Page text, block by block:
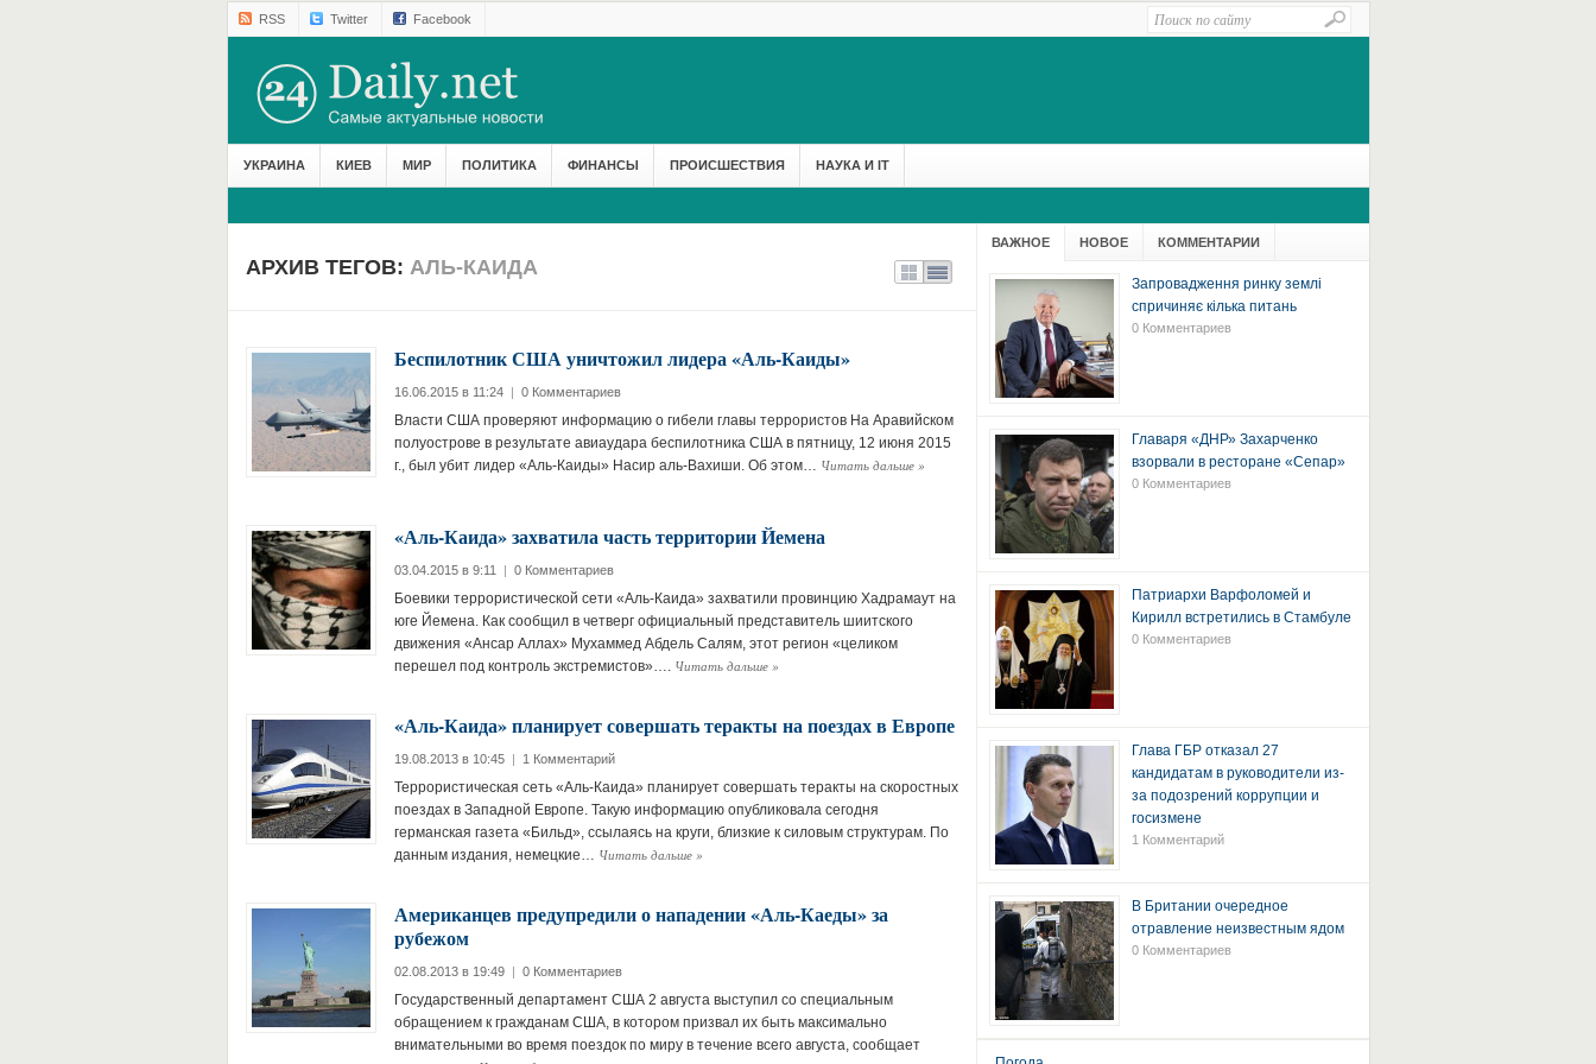
RSS Twitter Facebook
УКРАИНА КИЕВ МИР ПОЛИТИКА ФИНАНСЫ ПРОИСШЕСТВИЯ НАУКА И IT
АРХИВ ТЕГОВ: АЛЬ-КАИДА
Беспилотник США уничтожил лидера «Аль-Каиды»
16.06.2015 в 11:24 | 0 Комментариев
Власти США проверяют информацию о гибели главы террористов На Аравийском
полуострове в результате авиаудара беспилотника США в пятницу, 12 июня 2015
г., был убит лидер «Аль-Каиды» Насир аль-Вахиши. Об этом… Читать дальше »
«Аль-Каида» захватила часть территории Йемена
03.04.2015 в 9:11 | 0 Комментариев
Боевики террористической сети «Аль-Каида» захватили провинцию Хадрамаут на
юге Йемена. Как сообщил в четверг официальный представитель шиитского
движения «Ансар Аллах» Мухаммед Абдель Салям, этот регион «целиком
перешел под контроль экстремистов»…. Читать дальше »
«Аль-Каида» планирует совершать теракты на поездах в Европе
19.08.2013 в 10:45 | 1 Комментарий
Террористическая сеть «Аль-Каида» планирует совершать теракты на скоростных
поездах в Западной Европе. Такую информацию опубликовала сегодня
германская газета «Бильд», ссылаясь на круги, близкие к силовым структурам. По
данным издания, немецкие… Читать дальше »
Американцев предупредили о нападении «Аль-Каеды» за
рубежом
02.08.2013 в 19:49 | 0 Комментариев
Государственный департамент США 2 августа выступил со специальным
обращением к гражданам США, в котором призвал их быть максимально
внимательными во время поездок по миру в течение всего августа, сообщает
ВАЖНОЕ НОВОЕ КОММЕНТАРИИ
Запровадження ринку землі
спричиняє кілька питань
0 Комментариев
Главаря «ДНР» Захарченко
взорвали в ресторане «Сепар»
0 Комментариев
Патриархи Варфоломей и
Кирилл встретились в Стамбуле
0 Комментариев
Глава ГБР отказал 27
кандидатам в руководители из-
за подозрений коррупции и
госизмене
1 Комментарий
В Британии очередное
отравление неизвестным ядом
0 Комментариев